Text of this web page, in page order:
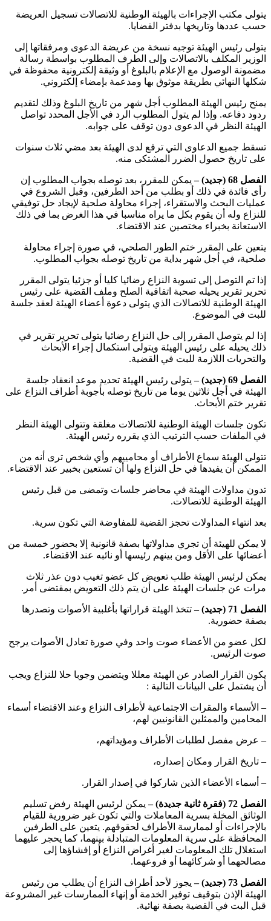
يتولى مكتب الإجراءات بالهيئة الوطنية للاتصالات تسجيل العريضة
حسب عددها وتاريخها بدفتر القضايا.
يتولى رئيس الهيئة توجيه نسخة من عريضة الدعوى ومرفقاتها إلى
الوزير المكلف بالاتصالات وإلى الطرف المطلوب بواسطة رسالة
مضمونة الوصول مع الإعلام بالبلوغ أو وثيقة إلكترونية محفوظة في
شكلها النهائي بطريقة موثوق بها ومدعمة بإمضاء إلكتروني.
يمنح رئيس الهيئة المطلوب أجل شهر من تاريخ البلوغ وذلك لتقديم
ردود دفاعه. وإذا لم يتول المطلوب الرد في الأجل المحدد تواصل
الهيئة النظر في الدعوى دون توقف على جوابه.
تسقط جميع الدعاوى التي ترفع لدى الهيئة بعد مضي ثلاث سنوات
على تاريخ حصول الضرر المشتكى منه.
الفصل 68 (جديد) –
يمكن للمقرر، بعد توصله بجواب المطلوب إن
رأى فائدة في ذلك أو بطلب من أحد الطرفين، وقبل الشروع في
عمليات البحث والاستقراء، إجراء محاولة صلحية لإيجاد حل توفيقي
للنزاع وله أن يقوم بكل ما يراه مناسبا في هذا الغرض بما في ذلك
الاستعانة بخبراء مختصين عند الاقتضاء.
يتعين على المقرر ختم الطور الصلحي، في صورة إجراء محاولة
صلحية، في أجل شهر بداية من تاريخ توصله بجواب المطلوب.
إذا تم التوصل إلى تسوية النزاع رضائيا كليا أو جزئيا يتولى المقرر
تحرير تقرير يحيله صحبة اتفاقية الصلح وملف القضية على رئيس
الهيئة الوطنية للاتصالات الذي يتولى دعوة أعضاء الهيئة لعقد جلسة
للبت في الموضوع.
إذا لم يتوصل المقرر إلى حل النزاع رضائيا يتولى تحرير تقرير في
ذلك يحيله على رئيس الهيئة ويتولى استكمال إجراء الأبحاث
والتحريات اللازمة للبت في القضية.
الفصل 69 (جديد) –
يتولى رئيس الهيئة تحديد موعد انعقاد جلسة
الهيئة في أجل ثلاثين يوما من تاريخ توصله بأجوبة أطراف النزاع على
تقرير ختم الأبحاث.
تكون جلسات الهيئة الوطنية للاتصالات مغلقة وتتولى الهيئة النظر
في الملفات حسب الترتيب الذي يقرره رئيس الهيئة.
تتولى الهيئة سماع الأطراف أو محامييهم وأي شخص ترى أنه من
الممكن أن يفيدها في حل النزاع ولها أن تستعين بخبير عند الاقتضاء.
تدون مداولات الهيئة في محاضر جلسات وتمضى من قبل رئيس
الهيئة الوطنية للاتصالات.
بعد انتهاء المداولات تحجز القضية للمفاوضة التي تكون سرية.
لا يمكن للهيئة أن تجري مداولاتها بصفة قانونية إلا بحضور خمسة من
أعضائها على الأقل ومن بينهم رئيسها أو نائبه عند الاقتضاء.
يمكن لرئيس الهيئة طلب تعويض كل عضو تغيب دون عذر ثلاث
مرات عن جلسات الهيئة على أن يتم ذلك التعويض بمقتضى أمر.
الفصل 71 (جديد) –
تتخذ الهيئة قراراتها بأغلبية الأصوات وتصدرها
بصفة حضورية.
لكل عضو من الأعضاء صوت واحد وفي صورة تعادل الأصوات يرجح
صوت الرئيس.
يكون القرار الصادر عن الهيئة معللا ويتضمن وجوبا حلا للنزاع ويجب
أن يشتمل على البيانات التالية :
– الأسماء والمقرات الاجتماعية لأطراف النزاع وعند الاقتضاء أسماء
المحامين والممثلين القانونيين لهم،
– عرض مفصل لطلبات الأطراف ومؤيداتهم،
– تاريخ القرار ومكان إصداره،
– أسماء الأعضاء الذين شاركوا في إصدار القرار.
الفصل 72 (فقرة ثانية جديدة) –
يمكن لرئيس الهيئة رفض تسليم
الوثائق المخلة بسرية المعاملات والتي تكون غير ضرورية للقيام
بالإجراءات أو لممارسة الأطراف لحقوقهم. يتعين على الطرفين
المحافظة على سرية المعلومات المتبادلة بينهما، كما يحجر عليهما
استغلال تلك المعلومات لغير أغراض النزاع أو إفشاؤها إلى
مصالحهما أو شركائهما أو فروعهما.
الفصل 73 (جديد) –
يجوز لأحد أطراف النزاع أن يطلب من رئيس
الهيئة الإذن بتوقيف توفير الخدمة أو إنهاء الممارسات غير المشروعة
قبل البت في القضية بصفة نهائية.